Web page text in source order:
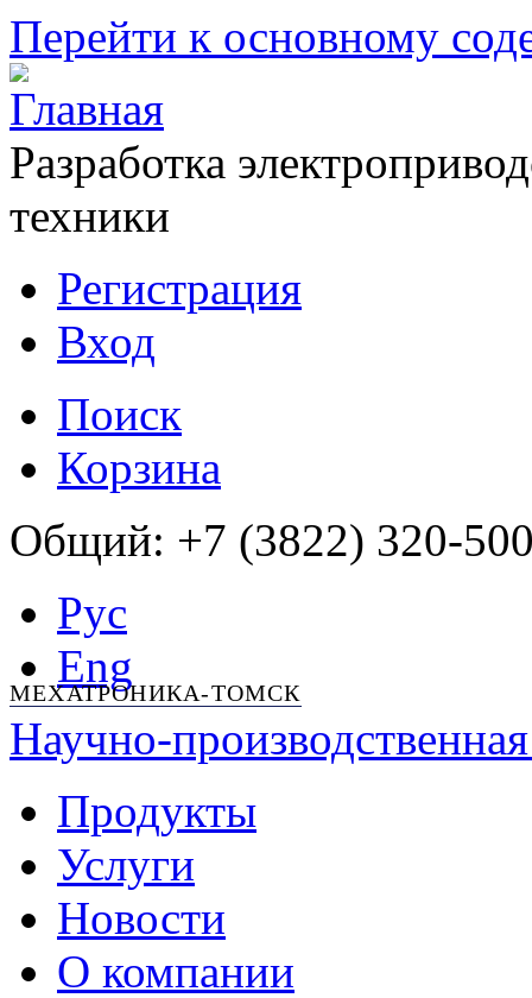
Перейти к основному
Разработка
техники
Регистрация
Вход
Поиск
Корзина
Общий: +7 (3822) 320-
Рус
Eng
МЕХАТРОНИКА-ТОМСК
Научно-
Продукты
Услуги
Новости
О компании